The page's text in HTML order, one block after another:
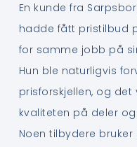
En kunde fra
hadde fått pristilbud
for samme jobb på
Hun ble naturligvis
prisforskjellen, og
kvaliteten på deler
Noen tilbydere